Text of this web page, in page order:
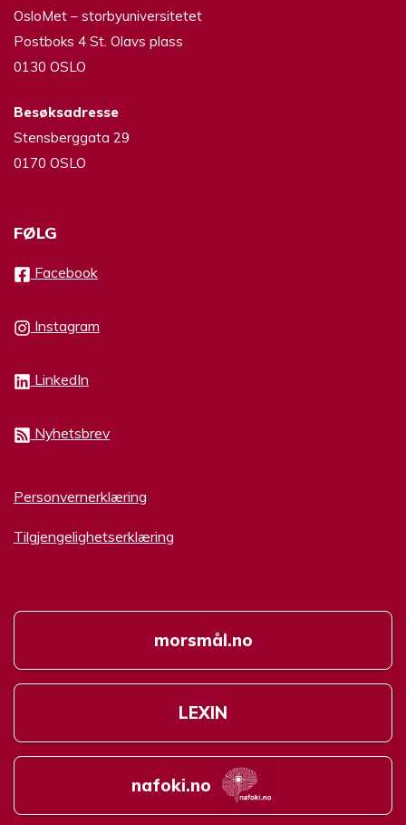
OsloMet – storbyuniversitetet
Postboks 4 St. Olavs plass
0130 OSLO
Besøksadresse
Stensberggata 29
0170 OSLO
FØLG
Facebook
Instagram
LinkedIn
Nyhetsbrev
Personvernerklæring
Tilgjengelighetserklæring
morsmål.no
LEXIN
nafoki.no